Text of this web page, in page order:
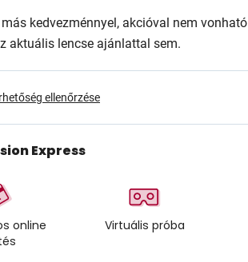
kedvezménnyel, akcióval nem vonható
aktuális lencse ajánlattal sem.
ellenőrzése
Express
online
Virtuális próba